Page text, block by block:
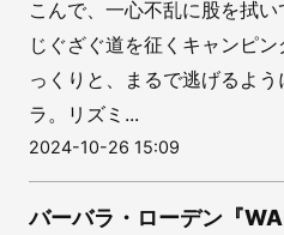
こんで、一心不乱に股を拭い
じぐざぐ道を征くキャンピ
っくりと、まるで逃げるよう
ラ。リズミ...
2024-10-26 15:09
バーバラ・ローデン『